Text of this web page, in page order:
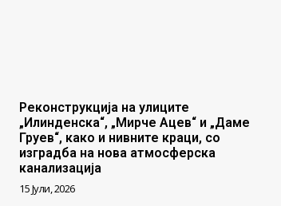
Реконструкција на улиците
„Илинденска“, „Мирче Ацев“ и „Даме
Груев“, како и нивните краци, со
изградба на нова атмосферска
канализација
15 Јули, 2026